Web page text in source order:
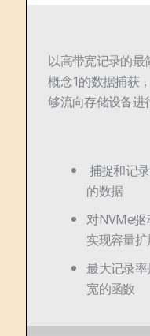
以高带宽记录的最
概念1的数据捕获
够流向存储设备进
捕捉和记
的数据
对NVMe驱
实现容量扩
最大记录
宽的函数